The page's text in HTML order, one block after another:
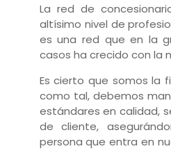
La red de
altísimo nivel de
es una red que en la
casos ha crecido con la
Es cierto que somos la
como tal, debemos
estándares en calidad,
de cliente,
persona que entra en